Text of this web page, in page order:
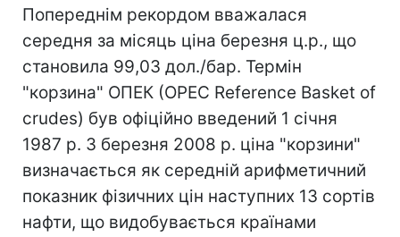
Попереднім рекордом вважалася
середня за місяць ціна березня ц.р., що
становила 99,03 дол./бар. Термін
"корзина" ОПЕК (OPEC Reference Basket of
crudes) був офіційно введений 1 січня
1987 р. З березня 2008 р. ціна "корзини"
визначається як середній арифметичний
показник фізичних цін наступних 13 сортів
нафти, що видобувається країнами